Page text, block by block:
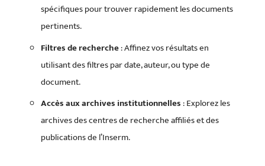
spécifiques pour trouver rapidement les documents
pertinents.
Filtres de recherche: Affinez vos résultats en
utilisant des filtres par date, auteur, ou type de
document.
Accès aux archives institutionnelles: Explorez les
archives des centres de recherche affiliés et des
publications de l’Inserm.